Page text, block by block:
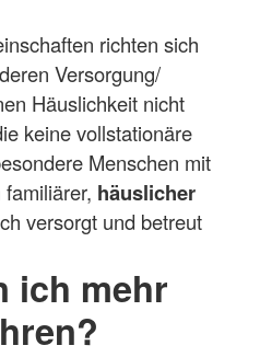
richten sich
Versorgung/
Häuslichkeit nicht
keine vollstationäre
Menschen mit
häuslicher
versorgt und betreut
ich mehr